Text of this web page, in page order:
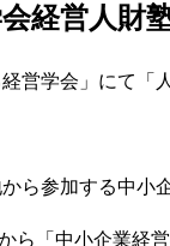
経営人財
営学会」にて「
ら参加する中小
ら「中小企業経